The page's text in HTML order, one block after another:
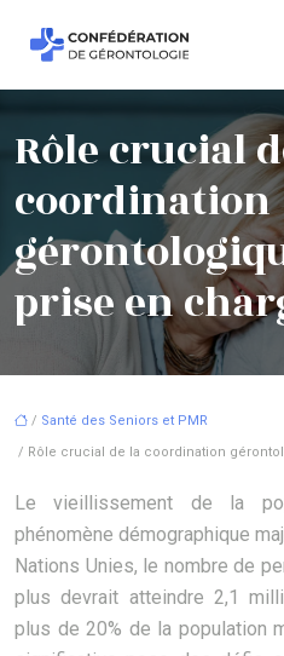
Rôle crucial
coordination
prise en
/ Santé des Seniors et PMR
/ Rôle crucial de la coordination
Le vieillissement de la
phénomène démographique
Nations Unies, le nombre de
plus devrait atteindre 2,1
plus de 20% de la population